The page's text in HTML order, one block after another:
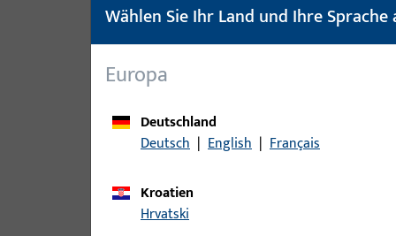
Produktbeschreibung
Wählen Sie Ihr Land und Ihre Sprache
Europa
Deutschland
Deutsch | English | Français
Kroatien
Hrvatski